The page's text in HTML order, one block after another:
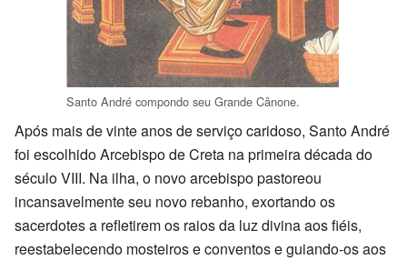
Santo André compondo seu Grande Cânone.
Após mais de vinte anos de serviço caridoso, Santo André
foi escolhido Arcebispo de Creta na primeira década do
século VIII. Na ilha, o novo arcebispo pastoreou
incansavelmente seu novo rebanho, exortando os
sacerdotes a refletirem os raios da luz divina aos fiéis,
reestabelecendo mosteiros e conventos e guiando-os aos